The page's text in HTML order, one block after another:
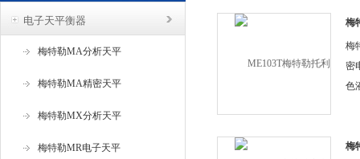
电子天平衡器
梅特勒MA分析天平
梅特勒MA精密天平
梅特勒MX分析天平
梅特勒MR电子天平
梅
密
梅
密
色
如
梅